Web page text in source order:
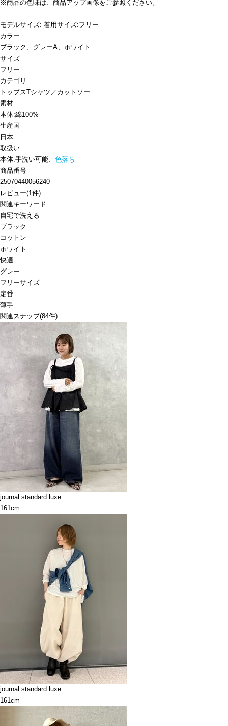
※商品の色味は、商品アップ画像をご参照ください。
モデルサイズ: 着用サイズ:フリー
カラー
ブラック、グレーA、ホワイト
サイズ
フリー
カテゴリ
トップスTシャツ／カットソー
素材
本体:綿100%
生産国
日本
取扱い
本体:手洗い可能、 色落ち
商品番号
25070440056240
レビュー(1件)
関連キーワード
自宅で洗える
ブラック
コットン
ホワイト
快適
グレー
フリーサイズ
定番
薄手
関連スナップ(84件)
journal standard luxe
161cm
journal standard luxe
161cm